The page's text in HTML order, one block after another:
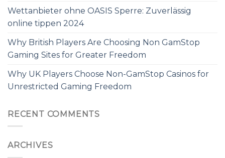
Wettanbieter ohne OASIS Sperre: Zuverlässig
online tippen 2024
Why British Players Are Choosing Non GamStop
Gaming Sites for Greater Freedom
Why UK Players Choose Non-GamStop Casinos for
Unrestricted Gaming Freedom
RECENT COMMENTS
ARCHIVES